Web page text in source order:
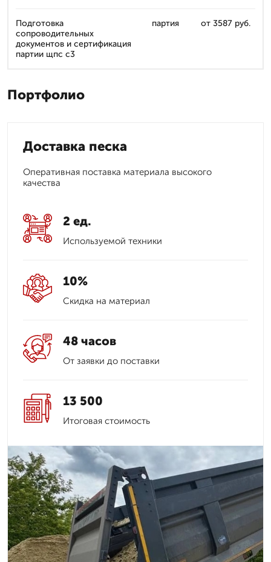
Подготовка
сопроводительных
документов и сертификация
партии щпс с3
партия от 3587 руб.
Портфолио
Доставка песка
Оперативная поставка материала высокого
качества
2 ед.
Используемой техники
10%
Скидка на материал
48 часов
От заявки до поставки
13 500
Итоговая стоимость